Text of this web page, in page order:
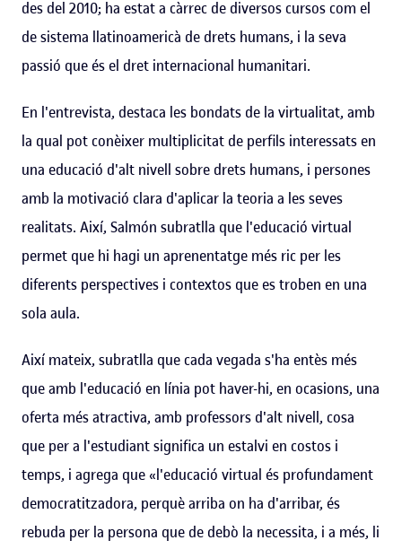
des del 2010; ha estat a càrrec de diversos cursos com el
de sistema llatinoamericà de drets humans, i la seva
passió que és el dret internacional humanitari.
En l'entrevista, destaca les bondats de la virtualitat, amb
la qual pot conèixer multiplicitat de perfils interessats en
una educació d'alt nivell sobre drets humans, i persones
amb la motivació clara d'aplicar la teoria a les seves
realitats. Així, Salmón subratlla que l'educació virtual
permet que hi hagi un aprenentatge més ric per les
diferents perspectives i contextos que es troben en una
sola aula.
Així mateix, subratlla que cada vegada s'ha entès més
que amb l'educació en línia pot haver-hi, en ocasions, una
oferta més atractiva, amb professors d'alt nivell, cosa
que per a l'estudiant significa un estalvi en costos i
temps, i agrega que «l'educació virtual és profundament
democratitzadora, perquè arriba on ha d'arribar, és
rebuda per la persona que de debò la necessita, i a més, li